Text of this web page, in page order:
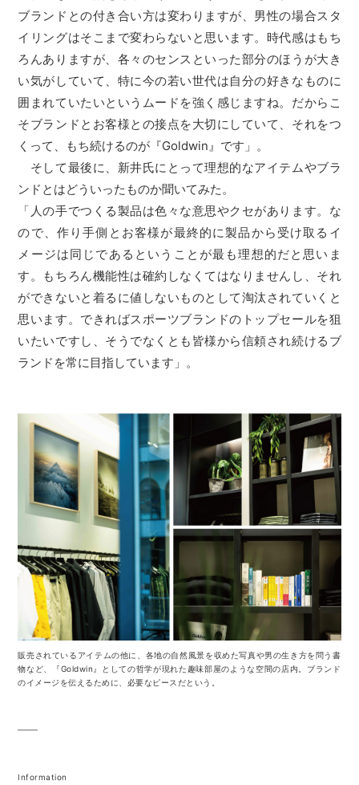
ブランドとの付き合い方は変わりますが、男性の場合スタ
イリングはそこまで変わらないと思います。時代感はもち
ろんありますが、各々のセンスといった部分のほうが大き
い気がしていて、特に今の若い世代は自分の好きなものに
囲まれていたいというムードを強く感じますね。だからこ
そブランドとお客様との接点を大切にしていて、それをつ
くって、もち続けるのが『Goldwin』です」。
そして最後に、新井氏にとって理想的なアイテムやブラ
ンドとはどういったものか聞いてみた。
「人の手でつくる製品は色々な意思やクセがあります。な
ので、作り手側とお客様が最終的に製品から受け取るイ
メージは同じであるということが最も理想的だと思いま
す。もちろん機能性は確約しなくてはなりませんし、それ
ができないと着るに値しないものとして淘汰されていくと
思います。できればスポーツブランドのトップセールを狙
いたいですし、そうでなくとも皆様から信頼され続けるブ
ランドを常に目指しています」。
販売されているアイテムの他に、各地の自然風景を収めた写真や男の生き方を問う書
物など、『Goldwin』としての哲学が現れた趣味部屋のような空間の店内。ブランド
のイメージを伝えるために、必要なピースだという。
Information